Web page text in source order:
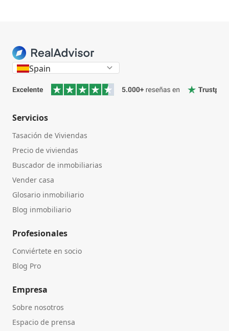
Spain
Servicios
Tasación de Viviendas
Precio de viviendas
Buscador de inmobiliarias
Vender casa
Glosario inmobiliario
Blog inmobiliario
Profesionales
Conviértete en socio
Blog Pro
Empresa
Sobre nosotros
Espacio de prensa